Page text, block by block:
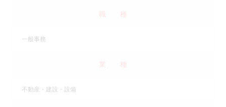
職 種
一般事務
業 種
不動産・建設・設備